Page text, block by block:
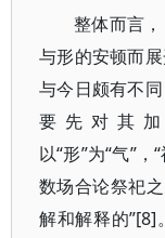
整体而言
与形的安顿而
与今日颇有不
要先对其
以“形”为“气”
数场合论祭祀
解和解释的